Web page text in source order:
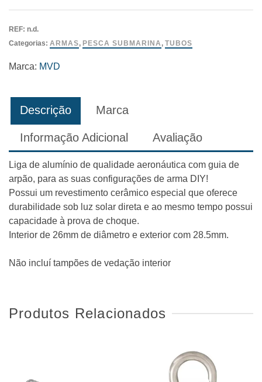
MVD
REF: n.d.
Categorias: ARMAS, PESCA SUBMARINA , TUBOS
Marca: MVD
Descrição Marca
Informação Adicional Avaliação
Liga de alumínio de qualidade aeronáutica com guia de
arpão, para as suas configurações de arma DIY!
Possui um revestimento cerâmico especial que oferece
durabilidade sob luz solar direta e ao mesmo tempo possui
capacidade à prova de choque.
Interior de 26mm de diâmetro e exterior com 28.5mm.
Não incluí tampões de vedação interior
Produtos Relacionados